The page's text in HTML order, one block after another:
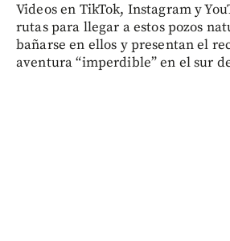
Videos en TikTok, Instagram y
rutas para llegar a estos pozos
bañarse en ellos y presentan el
aventura “imperdible” en el sur